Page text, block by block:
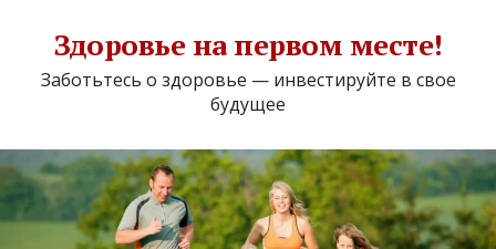
Здоровье на первом месте!
Заботьтесь о здоровье — инвестируйте в свое
будущее